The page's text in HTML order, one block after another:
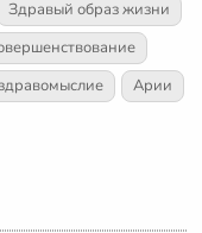
Здравый образ жизни
Арии